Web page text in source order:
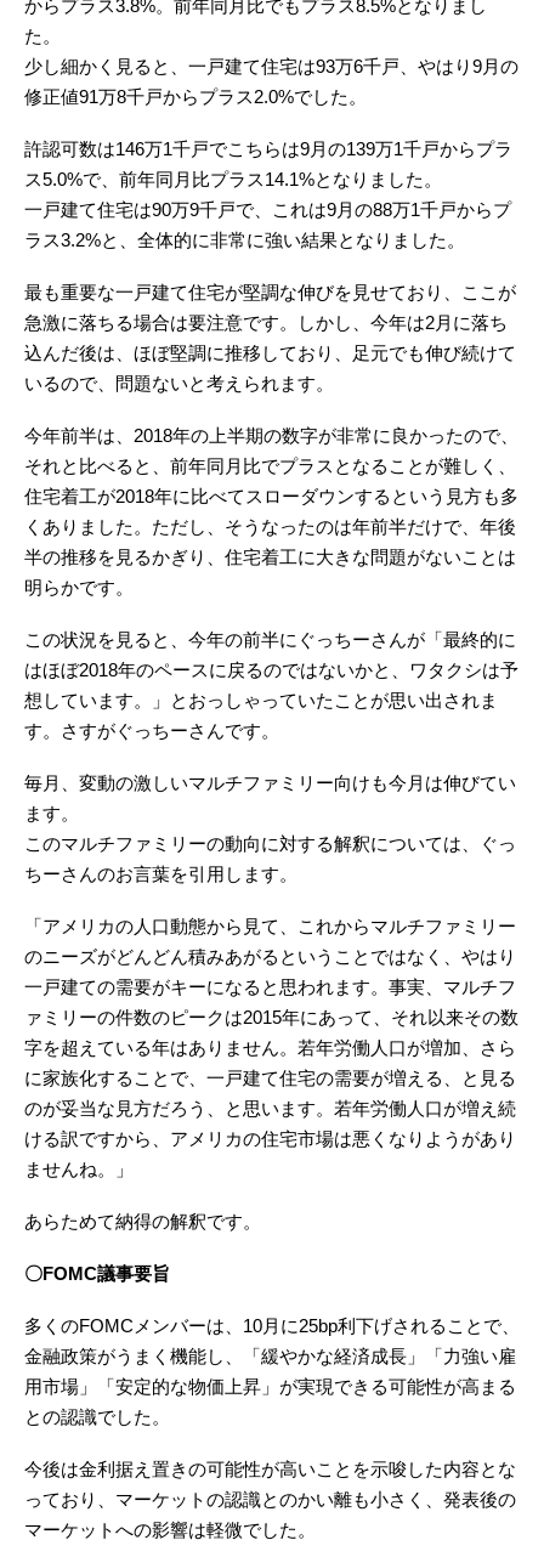
からプラス3.8%。前年同月比でもプラス8.5%となりまし
た。
少し細かく見ると、一戸建て住宅は93万6千戸、やはり9月の
修正値91万8千戸からプラス2.0%でした。
許認可数は146万1千戸でこちらは9月の139万1千戸からプラ
ス5.0%で、前年同月比プラス14.1%となりました。
一戸建て住宅は90万9千戸で、これは9月の88万1千戸からプ
ラス3.2%と、全体的に非常に強い結果となりました。
最も重要な一戸建て住宅が堅調な伸びを見せており、ここが
急激に落ちる場合は要注意です。しかし、今年は2月に落ち
込んだ後は、ほぼ堅調に推移しており、足元でも伸び続けて
いるので、問題ないと考えられます。
今年前半は、2018年の上半期の数字が非常に良かったので、
それと比べると、前年同月比でプラスとなることが難しく、
住宅着工が2018年に比べてスローダウンするという見方も多
くありました。ただし、そうなったのは年前半だけで、年後
半の推移を見るかぎり、住宅着工に大きな問題がないことは
明らかです。
この状況を見ると、今年の前半にぐっちーさんが「最終的に
はほぼ2018年のペースに戻るのではないかと、ワタクシは予
想しています。」とおっしゃっていたことが思い出されま
す。さすがぐっちーさんです。
毎月、変動の激しいマルチファミリー向けも今月は伸びてい
ます。
このマルチファミリーの動向に対する解釈については、ぐっ
ちーさんのお言葉を引用します。
「アメリカの人口動態から見て、これからマルチファミリー
のニーズがどんどん積みあがるということではなく、やはり
一戸建ての需要がキーになると思われます。事実、マルチフ
ァミリーの件数のピークは2015年にあって、それ以来その数
字を超えている年はありません。若年労働人口が増加、さら
に家族化することで、一戸建て住宅の需要が増える、と見る
のが妥当な見方だろう、と思います。若年労働人口が増え続
ける訳ですから、アメリカの住宅市場は悪くなりようがあり
ませんね。」
あらためて納得の解釈です。
〇FOMC議事要旨
多くのFOMCメンバーは、10月に25bp利下げされることで、
金融政策がうまく機能し、「緩やかな経済成長」「力強い雇
用市場」「安定的な物価上昇」が実現できる可能性が高まる
との認識でした。
今後は金利据え置きの可能性が高いことを示唆した内容とな
っており、マーケットの認識とのかい離も小さく、発表後の
マーケットへの影響は軽微でした。